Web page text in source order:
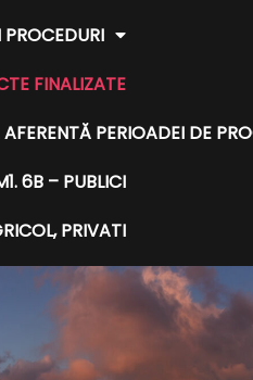
FINALIZATE
AFERENTĂ PERIOADEI DE
6B – PUBLICI
PRIVATI